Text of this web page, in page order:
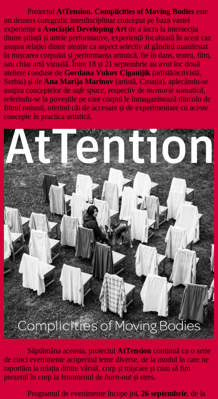
Proiectul AtTension. Complicities of Moving Bodies este
un demers coregrafic interdisciplinar conceput pe baza vastei
experiențe a Asociației Developing Art de a lucra la intersecția
dintre știință și artele performative, experiență focalizată în acest caz
asupra relației dintre atenție ca aspect selectiv al gândirii manifestat
în mișcarea corpului și performanța artistică, fie în dans, teatru, film,
sau chiar artă vizuală. Între 18 și 21 septembrie au avut loc două
ateliere conduse de Gordana Vukov Ciganijik (artistă/activistă,
Serbia) și de Ana Marija Marinov (artistă, Croația), aplecându-se
asupra conceptelor de safe space, respectiv de memorie somatică,
referindu-se la poveștile pe care corpul le înmagazinează dincolo de
filtrul rațiunii, oferind căi de accesare și de experimentare cu aceste
concepte în practica artistică.
Săptămâna aceasta, proiectul AtTension continuă cu o serie
de cinci evenimente acoperind teme diverse, de la modul în care ne
raportăm la relația dintre vârstă, corp și mișcare și cum să fim
prezenți în corp la fenomenul de burn-outși stres.
Programul de evenimente începe joi, 26 septembrie, de la